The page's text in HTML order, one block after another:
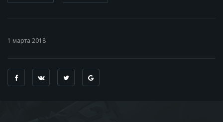
1 марта 2018